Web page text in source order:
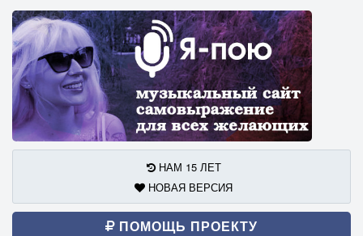
НАМ 15 ЛЕТ
НОВАЯ ВЕРСИЯ
ПОМОЩЬ ПРОЕКТУ